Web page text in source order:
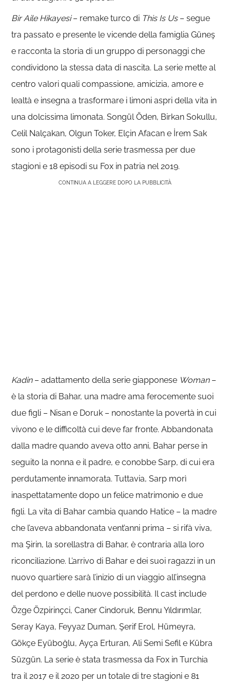
Bir Aile Hikayesi– remake turco di This Is Us– segue
tra passato e presente le vicende della famiglia Güneş
e racconta la storia di un gruppo di personaggi che
condividono la stessa data di nascita. La serie mette al
centro valori quali compassione, amicizia, amore e
lealtà e insegna a trasformare i limoni aspri della vita in
una dolcissima limonata. Songül Öden, Birkan Sokullu,
Celil Nalçakan, Olgun Toker, Elçin Afacan e İrem Sak
sono i protagonisti della serie trasmessa per due
stagioni e 18 episodi su Fox in patria nel 2019.
CONTINUA A LEGGERE DOPO LA PUBBLICITÀ
Kadin– adattamento della serie giapponese Woman–
è la storia di Bahar, una madre ama ferocemente suoi
due figli – Nisan e Doruk – nonostante la povertà in cui
vivono e le difficoltà cui deve far fronte. Abbandonata
dalla madre quando aveva otto anni, Bahar perse in
seguito la nonna e il padre, e conobbe Sarp, di cui era
perdutamente innamorata. Tuttavia, Sarp morì
inaspettatamente dopo un felice matrimonio e due
figli. La vita di Bahar cambia quando Hatice – la madre
che l’aveva abbandonata vent’anni prima – si rifà viva,
ma Şirin, la sorellastra di Bahar, è contraria alla loro
riconciliazione. L’arrivo di Bahar e dei suoi ragazzi in un
nuovo quartiere sarà l’inizio di un viaggio all’insegna
del perdono e delle nuove possibilità. Il cast include
Özge Özpirinçci, Caner Cindoruk, Bennu Yıldırımlar,
Seray Kaya, Feyyaz Duman, Şerif Erol, Hümeyra,
Gökçe Eyüboğlu, Ayça Erturan, Ali Semi Sefil e Kübra
Süzgün. La serie è stata trasmessa da Fox in Turchia
tra il 2017 e il 2020 per un totale di tre stagioni e 81